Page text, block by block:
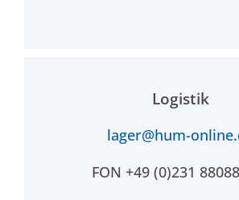
Logistik
lager@hum-
FON +49 (0)231